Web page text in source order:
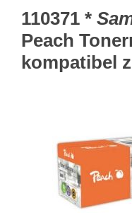
110371 *
Peach
kompatibel